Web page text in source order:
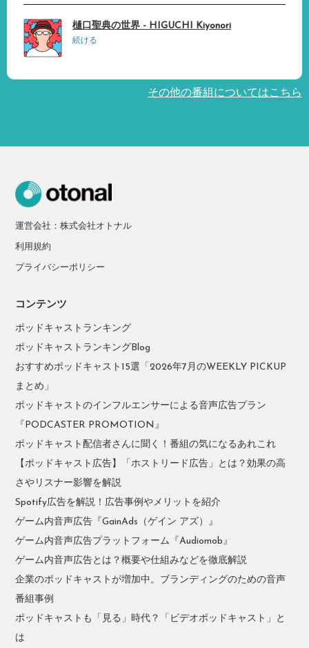
樋口聖典の世界 - HIGUCHI Kiyonori
続ける
その他の番組についてはこちら
運営会社：株式会社オトナル
利用規約
プライバシーポリシー
コンテンツ
ポッドキャストランキング
ポッドキャストランキングBlog
おすすめポッドキャスト15選「2026年7月のWEEKLY PICKUP
まとめ」
ポッドキャストのインフルエンサーによる音声広告プラン
『PODCASTER PROMOTION』
ポッドキャスト配信者さんに聞く！番組の気になるあれこれ
【ポッドキャスト広告】「ホストリード広告」とは？効果の高
さやリスナー影響を解説
Spotify広告を解説！広告事例やメリットを紹介
ゲーム内音声広告『GainAds（ゲイン アズ）』
ゲーム内音声広告プラットフォーム『Audiomob』
ゲーム内音声広告とは？概要や仕組みなどを徹底解説
企業のポッドキャストが増加中。ブランディングのための音声
番組事例
ポッドキャストも「見る」時代？「ビデオポッドキャスト」と
は